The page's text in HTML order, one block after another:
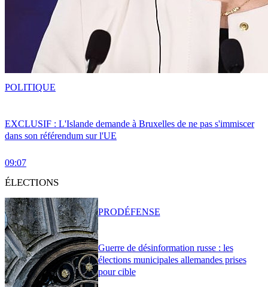
EXCLUSIF : L'Islande demande à Bruxelles de ne pas s'immiscer
dans son référendum sur l'UE
09:07
POLITIQUE
ÉLECTIONS
Guerre de désinformation russe : les
élections municipales allemandes prises
pour cible
PRODÉFENSE